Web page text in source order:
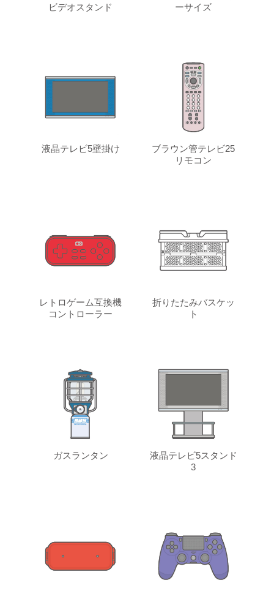
ビデオスタンド
ーサイズ
液晶テレビ5壁掛け
ブラウン管テレビ25
リモコン
レトロゲーム互換機
コントローラー
折りたたみバスケッ
ト
ガスランタン
液晶テレビ5スタンド
3